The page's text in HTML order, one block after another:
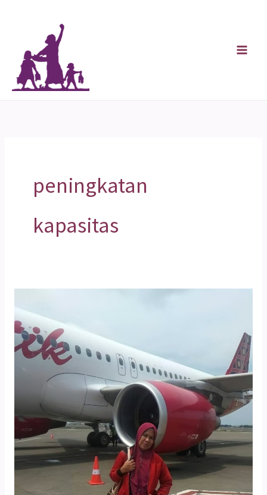
peningkatan
kapasitas
Mengubah
Hidupku
menjadi
Bermakna